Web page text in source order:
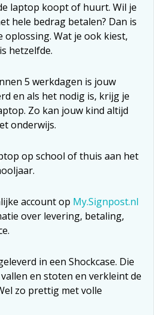
laptop koopt of huurt. Wil je
hele bedrag betalen? Dan is
oplossing. Wat je ook kiest,
hetzelfde.
5 werkdagen is jouw
en als het nodig is, krijg je
Zo kan jouw kind altijd
onderwijs.
op school of thuis aan het
account op My.Signpost.nl
over levering, betaling,
in een Shockcase. Die
en stoten en verkleint de
zo prettig met volle